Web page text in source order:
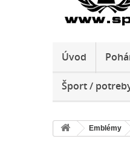
Úvod
Šport /
Emblémy